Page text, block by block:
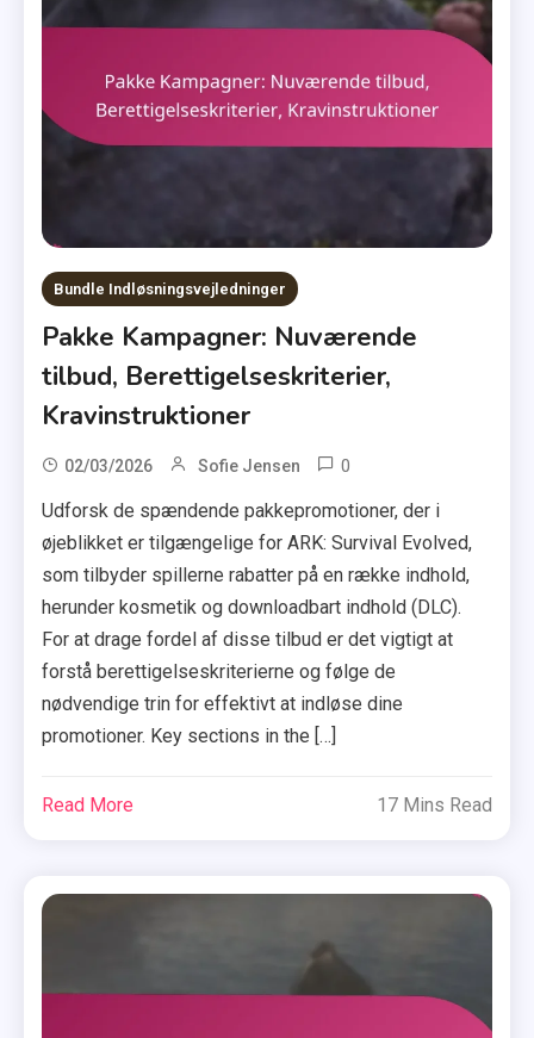
Bundle Indløsningsvejledninger
Pakke Kampagner: Nuværende
tilbud, Berettigelseskriterier,
Kravinstruktioner
02/03/2026 Sofie Jensen 0
Udforsk de spændende pakkepromotioner, der i
øjeblikket er tilgængelige for ARK: Survival Evolved,
som tilbyder spillerne rabatter på en række indhold,
herunder kosmetik og downloadbart indhold (DLC).
For at drage fordel af disse tilbud er det vigtigt at
forstå berettigelseskriterierne og følge de
nødvendige trin for effektivt at indløse dine
promotioner. Key sections in the […]
Read More 17 Mins Read